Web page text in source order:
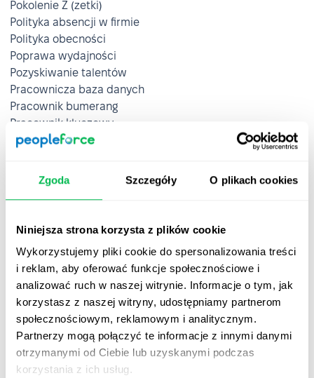
Zgoda Szczegóły O plikach cookies
Niniejsza strona korzysta z plików cookie
Wykorzystujemy pliki cookie do spersonalizowania treści
i reklam, aby oferować funkcje społecznościowe i
analizować ruch w naszej witrynie. Informacje o tym, jak
korzystasz z naszej witryny, udostępniamy partnerom
społecznościowym, reklamowym i analitycznym.
Partnerzy mogą połączyć te informacje z innymi danymi
otrzymanymi od Ciebie lub uzyskanymi podczas
korzystania z ich usług.
Pokolenie Z (zetki)
Polityka absencji w firmie
Polityka obecności
Poprawa wydajności
Pozyskiwanie talentów
Pracownicza baza danych
Pracownik bumerang
Pracownik kluczowy
Pracownik tymczasowy
Preboarding
Procedury dyscyplinarne
Procesy HR
Programy wellness
Propozycja wartości pracownika
Przerost zatrudnienia
Przychód na pracownika
Przywództwo partycypacyjne
Przywództwo sytuacyjne